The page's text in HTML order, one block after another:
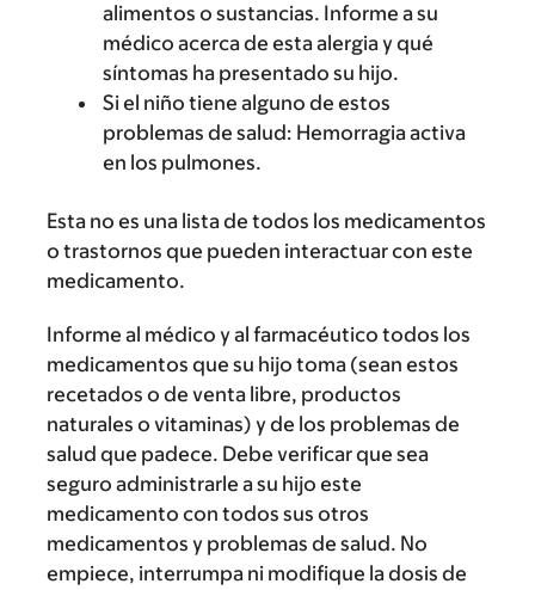
alimentos o sustancias. Informe a su
médico acerca de esta alergia y qué
síntomas ha presentado su hijo.
Si el niño tiene alguno de estos
problemas de salud: Hemorragia activa
en los pulmones.
Esta no es una lista de todos los medicamentos
o trastornos que pueden interactuar con este
medicamento.
Informe al médico y al farmacéutico todos los
medicamentos que su hijo toma (sean estos
recetados o de venta libre, productos
naturales o vitaminas) y de los problemas de
salud que padece. Debe verificar que sea
seguro administrarle a su hijo este
medicamento con todos sus otros
medicamentos y problemas de salud. No
empiece, interrumpa ni modifique la dosis de